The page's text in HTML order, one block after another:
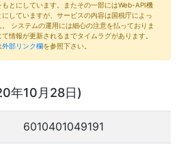
とにしています。またその一部にはWeb-API機
していますが、サービスの内容は国税庁によっ
システムの運用には細心の注意を払っておりま
情報が更新されるまでタイムラグがあります。
外部リンク欄を参照下さい。
年10月28日)
6010401049191